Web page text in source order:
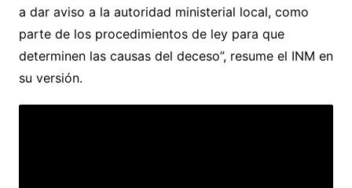
a dar aviso a la autoridad ministerial local, como
parte de los procedimientos de ley para que
determinen las causas del deceso”, resume el INM en
su versión.